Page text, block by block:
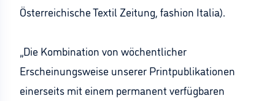
Österreichische Textil Zeitung, fashion Italia).
„Die Kombination von wöchentlicher
Erscheinungsweise unserer Printpublikationen
einerseits mit einem permanent verfügbaren